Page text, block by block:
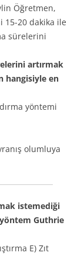
Öğretmen,
15-20 dakika ile
sürelerini
artırmak
hangisiyle en
yöntemi
olumluya
istemediği
yöntem Guthrie
E) Zıt